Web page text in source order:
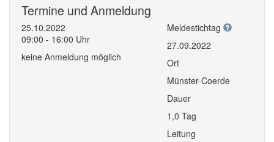
Termine und Anmeldung
25.10.2022
09:00 - 16:00 Uhr
keine Anmeldung möglich
Meldestichtag
27.09.2022
Ort
Münster-Coerde
Dauer
1,0 Tag
Leitung